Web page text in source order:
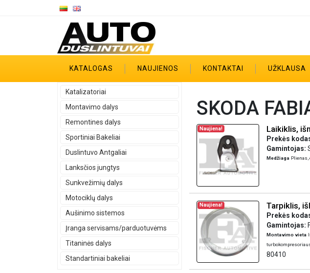
KATALOGAS NAUJIENOS KONTAKTAI UŽKLAUSA
Katalizatoriai
Montavimo dalys
Remontines dalys
Sportiniai Bakeliai
Duslintuvo Antgaliai
Lanksčios jungtys
Sunkvežimių dalys
Motociklų dalys
Aušinimo sistemos
Įranga servisams/parduotuvėms
Titaninės dalys
Standartiniai bakeliai
SKODA
Naujiena! Laikiklis,
Prekės
Gamintojas:
Medžiaga Plienas,
Naujiena! Tarpiklis,
Prekės
Gamintojas:
Montavimo vieta
80410